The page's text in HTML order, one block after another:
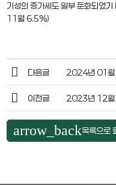
기성의 증가세도 일부 둔화되었
11월 6.5%)
다음글 2024년 01월
이전글 2023년 12월
arrow_back목록으로